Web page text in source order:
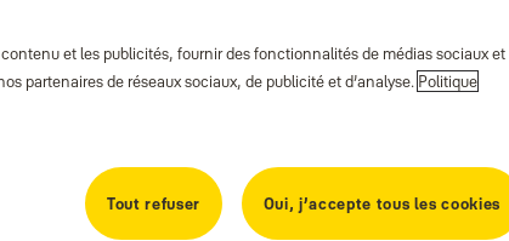
et les publicités, fournir des fonctionnalités de médias sociaux et
partenaires de réseaux sociaux, de publicité et d’analyse. Politique
Tout refuser
Oui, j’accepte tous les cookies